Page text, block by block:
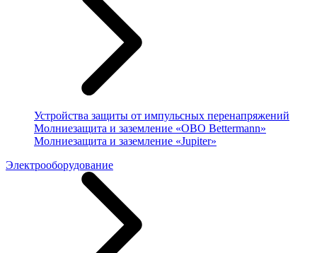
Устройства защиты от импульсных перенапряжений
Молниезащита и заземление «OBO Bettermann»
Молниезащита и заземление «Jupiter»
Электрооборудование